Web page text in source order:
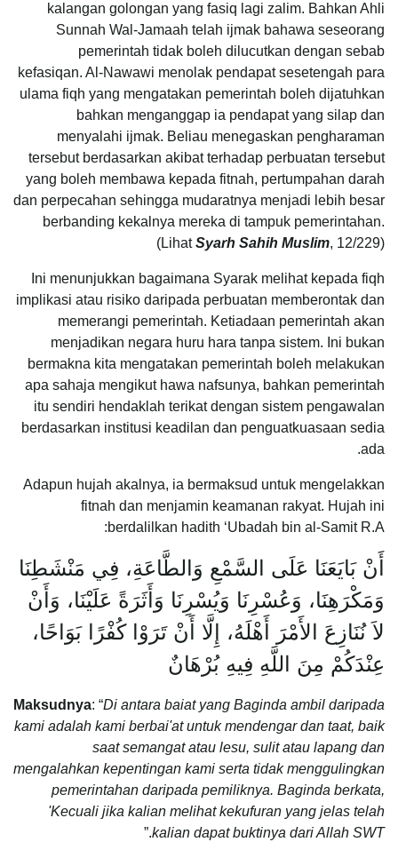
kalangan golongan yang fasiq lagi zalim. Bahkan Ahli
Sunnah Wal-Jamaah telah ijmak bahawa seseorang
pemerintah tidak boleh dilucutkan dengan sebab
kefasiqan. Al-Nawawi menolak pendapat sesetengah para
ulama fiqh yang mengatakan pemerintah boleh dijatuhkan
bahkan menganggap ia pendapat yang silap dan
menyalahi ijmak. Beliau menegaskan pengharaman
tersebut berdasarkan akibat terhadap perbuatan tersebut
yang boleh membawa kepada fitnah, pertumpahan darah
dan perpecahan sehingga mudaratnya menjadi lebih besar
berbanding kekalnya mereka di tampuk pemerintahan.
(LihatSyarh Sahih Muslim, 12/229)
Ini menunjukkan bagaimana Syarak melihat kepada fiqh
implikasi atau risiko daripada perbuatan memberontak dan
memerangi pemerintah. Ketiadaan pemerintah akan
menjadikan negara huru hara tanpa sistem. Ini bukan
bermakna kita mengatakan pemerintah boleh melakukan
apa sahaja mengikut hawa nafsunya, bahkan pemerintah
itu sendiri hendaklah terikat dengan sistem pengawalan
berdasarkan institusi keadilan dan penguatkuasaan sedia
ada.
Adapun hujah akalnya, ia bermaksud untuk mengelakkan
fitnah dan menjamin keamanan rakyat. Hujah ini
berdalilkan hadith ‘Ubadah bin al-Samit R.A:
أَنْ بَايَعَنَا عَلَى السَّمْعِ وَالطَّاعَةِ، فِي مَنْشَطِنَا
وَمَكْرَهِنَا، وَعُسْرِنَا وَيُسْرِنَا وَأَثَرَةً عَلَيْنَا، وَأَنْ
لاَ نُنَازِعَ الأَمْرَ أَهْلَهُ، إِلَّا أَنْ تَرَوْا كُفْرًا بَوَاحًا،
عِنْدَكُمْ مِنَ اللَّهِ فِيهِ بُرْهَانٌ
Maksudnya: “Di antara baiat yang Baginda ambil daripada
kami adalah kami berbai'at untuk mendengar dan taat, baik
saat semangat atau lesu, sulit atau lapang dan
mengalahkan kepentingan kami serta tidak menggulingkan
pemerintahan daripada pemiliknya. Baginda berkata,
'Kecuali jika kalian melihat kekufuran yang jelas telah
kalian dapat buktinya dari Allah SWT
.”